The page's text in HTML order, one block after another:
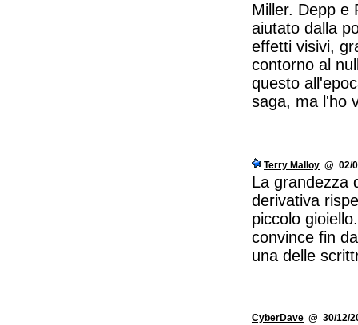
Miller. Depp e
aiutato dalla
effetti visivi,
contorno al
questo
saga, ma l'ho
Terry Malloy @ 02/
La grandezza
derivativa
piccolo
convince fin
una delle
CyberDave @ 30/12/